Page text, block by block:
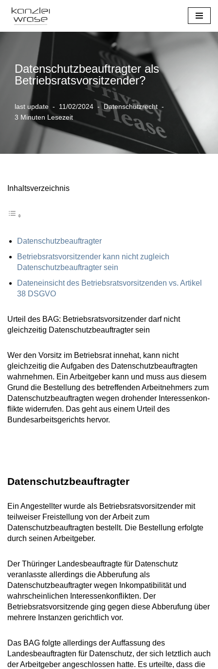
Zum
Datenschutzbeauftragter als
Betriebsratsvorsitzender?
last update 11/02/2024
Datenschutzrecht
3 Minuten Lesezeit
Inhaltsverzeichnis
Datenschutzbeauftragter
Betriebsratsvorsitzender kann nicht zugleich
Datenschutzbeauftragter sein
Dateneinsicht des Betriebsratsvorsitzenden vs. Artikel
38 DSGVO
Urteil des BAG: Betriebsratsvorsitzender darf nicht
gleichzeitig Datenschutzbeauftragter sein
Wer den Vor­sitz im Be­triebs­rat innehat, kann nicht
gleichzeitig die Aufgaben des Datenschutzbeauftragten
wahrnehmen. Ein Arbeitgeber kann und muss aus diesem
Grund die Be­stel­lung des betreffenden Arbeitnehmers zum
Da­ten­schutz­be­auf­trag­ten wegen drohender In­ter­es­sen­kon­
flik­te wi­der­ru­fen. Das geht aus einem Urteil des
Bundesarbeitsgerichts hervor.
Datenschutzbeauftragter
Ein Angestellter wurde als Betriebsratsvorsitzender mit
teilweiser Freistellung von der Arbeit zum
Datenschutzbeauftragten bestellt. Die Bestellung erfolgte
durch seinen Arbeitgeber.
Der Thüringer Landesbeauftragte für Datenschutz
veranlasste allerdings die Abberufung als
Datenschutzbeauftragter wegen Inkompatibilität und
wahrscheinlichen Interessenkonflikten. Der
Betriebsratsvorsitzende ging gegen diese Abberufung über
mehrere Instanzen gerichtlich vor.
Das BAG folgte allerdings der Auffassung des
Landesbeauftragten für Datenschutz, der sich letztlich auch
der Arbeitgeber angeschlossen hatte. Es urteilte, dass die